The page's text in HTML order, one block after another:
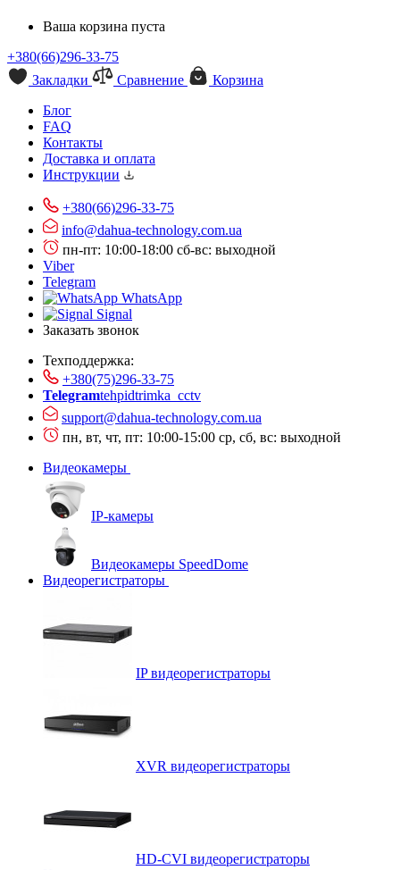
Ваша корзина пуста
+380(66)296-33-75
Закладки
Сравнение
Корзина
Блог
FAQ
Контакты
Доставка и оплата
Инструкции
+380(66)296-33-75
info@dahua-technology.com.ua
пн-пт: 10:00-18:00 сб-вс: выходной
Viber
Telegram
WhatsApp
Signal
Заказать звонок
Техподдержка:
+380(75)296-33-75
Telegramtehpidtrimka_cctv
support@dahua-technology.com.ua
пн, вт, чт, пт: 10:00-15:00 ср, сб, вс: выходной
Видеокамеры
IP-камеры
Видеокамеры SpeedDome
Видеорегистраторы
IP видеорегистраторы
XVR видеорегистраторы
HD-CVI видеорегистраторы